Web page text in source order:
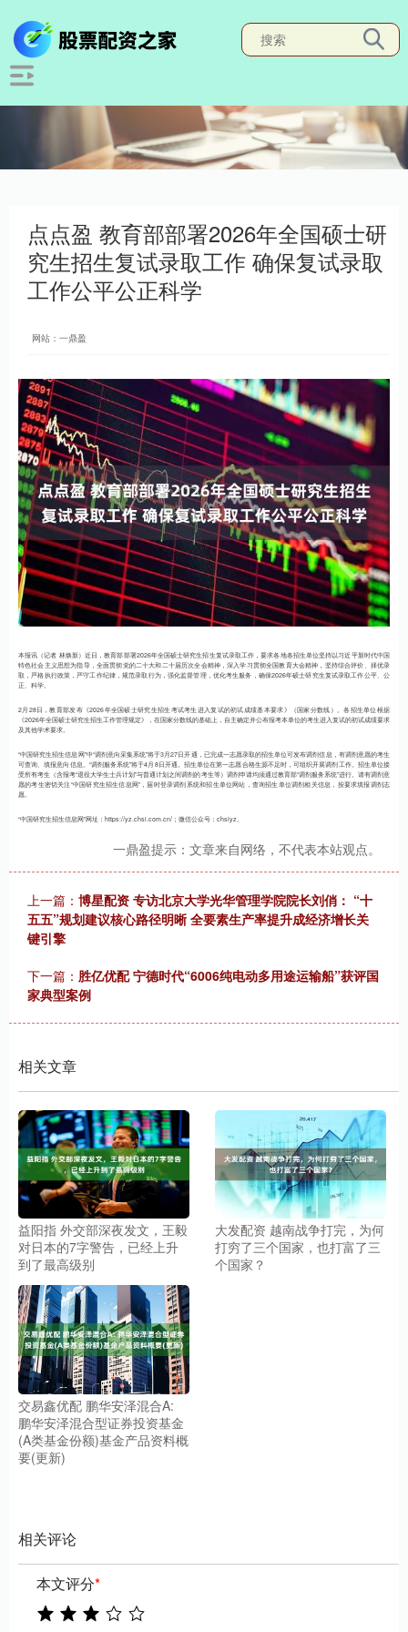
点点盈 教育部部署2026年全国硕士研
究生招生复试录取工作 确保复试录取
工作公平公正科学
网站：一鼎盈
本报讯（记者 林焕新）近日，教育部部署2026年全国硕士研究生招生复试录取工作，要求各地各招生单位坚持以习近平新时代中国
特色社会主义思想为指导，全面贯彻党的二十大和二十届历次全会精神，深入学习贯彻全国教育大会精神，坚持综合评价、择优录
取，严格执行政策，严守工作纪律，规范录取行为，强化监督管理，优化考生服务，确保2026年硕士研究生复试录取工作公平、公
正、科学。
2月28日，教育部发布《2026年全国硕士研究生招生考试考生进入复试的初试成绩基本要求》（国家分数线）。各招生单位根据
《2026年全国硕士研究生招生工作管理规定》，在国家分数线的基础上，自主确定并公布报考本单位的考生进入复试的初试成绩要求
及其他学术要求。
“中国研究生招生信息网”中“调剂意向采集系统”将于3月27日开通，已完成一志愿录取的招生单位可发布调剂信息，有调剂意愿的考生
可查询、填报意向信息。“调剂服务系统”将于4月8日开通。招生单位在第一志愿合格生源不足时，可组织开展调剂工作。招生单位接
受所有考生（含报考“退役大学生士兵计划”与普通计划之间调剂的考生等）调剂申请均须通过教育部“调剂服务系统”进行。请有调剂意
愿的考生密切关注“中国研究生招生信息网”，届时登录调剂系统和招生单位网站，查询招生单位调剂相关信息，按要求填报调剂志
愿。
“中国研究生招生信息网”网址：https://yz.chsi.com.cn/；微信公众号：chsiyz。
一鼎盈提示：文章来自网络，不代表本站观点。
上一篇： 博星配资 专访北京大学光华管理学院院长刘俏： “十
五五”规划建议核心路径明晰 全要素生产率提升成经济增长关
键引擎
下一篇： 胜亿优配 宁德时代“6006纯电动多用途运输船”获评国
家典型案例
相关文章
益阳指 外交部深夜发文，王毅
对日本的7字警告，已经上升
到了最高级别
大发配资 越南战争打完，为何
打穷了三个国家，也打富了三
个国家？
交易鑫优配 鹏华安泽混合A:
鹏华安泽混合型证券投资基金
(A类基金份额)基金产品资料概
要(更新)
相关评论
本文评分*